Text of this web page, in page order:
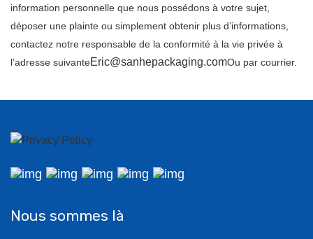
information personnelle que nous possédons à votre sujet,
déposer une plainte ou simplement obtenir plus d’informations,
contactez notre responsable de la conformité à la vie privée à
l’adresse suivanteEric@sanhepackaging.comOu par courrier.
Nous sommes là